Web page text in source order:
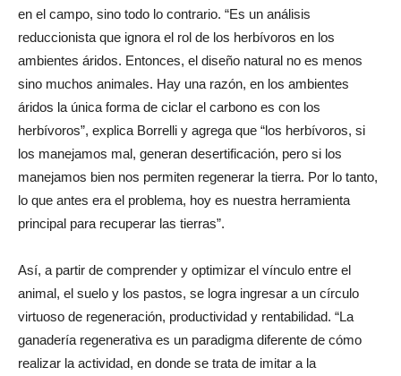
pastizales no se resolvía reduciendo la cantidad de animales
en el campo, sino todo lo contrario. “Es un análisis
reduccionista que ignora el rol de los herbívoros en los
ambientes áridos. Entonces, el diseño natural no es menos
sino muchos animales. Hay una razón, en los ambientes
áridos la única forma de ciclar el carbono es con los
herbívoros”, explica Borrelli y agrega que “los herbívoros, si
los manejamos mal, generan desertificación, pero si los
manejamos bien nos permiten regenerar la tierra. Por lo tanto,
lo que antes era el problema, hoy es nuestra herramienta
Así, a partir de comprender y optimizar el vínculo entre el
animal, el suelo y los pastos, se logra ingresar a un círculo
virtuoso de regeneración, productividad y rentabilidad. “La
ganadería regenerativa es un paradigma diferente de cómo